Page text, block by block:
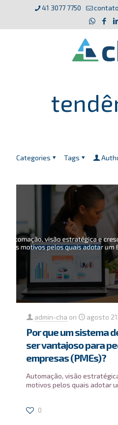
41 3077 7750
Categories Tags
admin-cha on agosto
Por que um sistema
ser vantajoso para
empresas (PMEs)?
Automação, visão
motivos pelos quais adotar
0